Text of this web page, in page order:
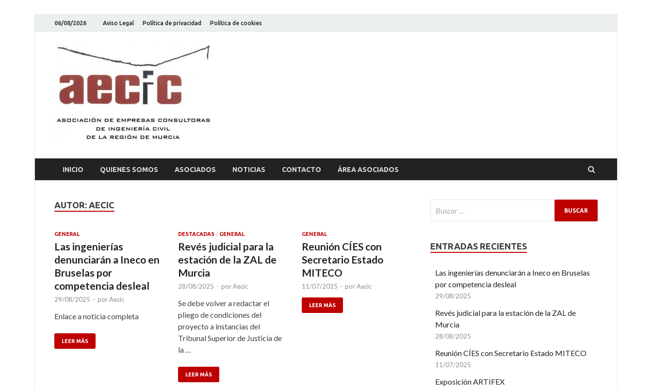
06/08/2026 Aviso Legal Política de privacidad Política de cookies
INICIO QUIENES SOMOS ASOCIADOS NOTICIAS CONTACTO ÁREA ASOCIADOS
AUTOR: AECIC
GENERAL
Las ingenierías
denunciarán a Ineco en
Bruselas por
competencia desleal
29/08/2025 - porAecic
Enlace a noticia completa
LEER MÁS
DESTACADAS / GENERAL
Revés judicial para la
estación de la ZAL de
Murcia
28/08/2025 - porAecic
Se debe volver a redactar el
pliego de condiciones del
proyecto a instancias del
Tribunal Superior de Justicia de
la …
LEER MÁS
GENERAL
Reunión CÍES con
Secretario Estado
MITECO
11/07/2025 - porAecic
LEER MÁS
ENTRADAS RECIENTES
Las ingenierías denunciarán a Ineco en Bruselas
por competencia desleal
29/08/2025
Revés judicial para la estación de la ZAL de
Murcia
28/08/2025
Reunión CÍES con Secretario Estado MITECO
11/07/2025
Exposición ARTIFEX